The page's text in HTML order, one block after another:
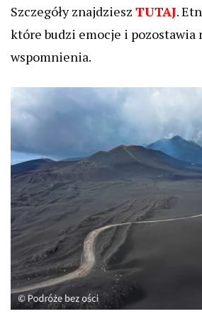
Szczegóły znajdziesz TUTAJ.
które budzi emocje i pozostawia
wspomnienia.